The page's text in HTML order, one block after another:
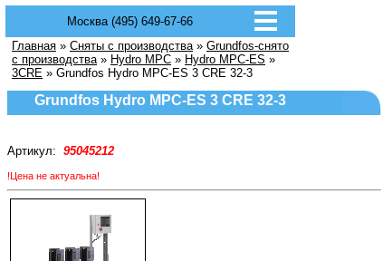
Москва (495) 649-67-66
Главная » Сняты с производства» Grundfos-снято
с производства» Hydro MPC » Hydro MPC-ES »
3CRE » Grundfos Hydro MPC-ES 3 CRE 32-3
Grundfos Hydro MPC-ES 3 CRE 32-3
Артикул: 95045212
!Цена не актуальна!